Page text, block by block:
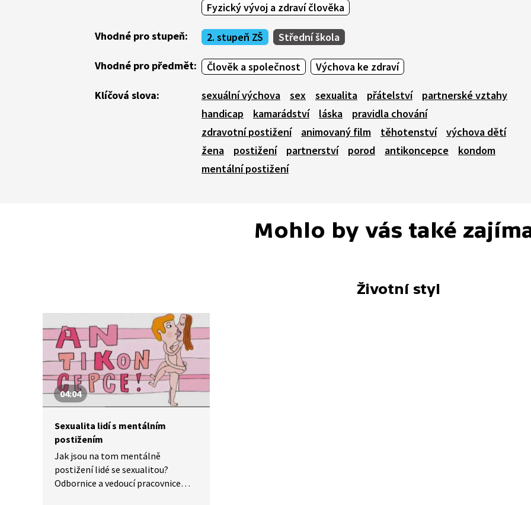
Fyzický vývoj a zdraví člověka
Vhodné pro stupeň: 2. stupeň ZŠ Střední škola
Vhodné pro předmět: Člověk a společnost Výchova ke zdraví
Klíčová slova: sexuální výchova sex sexualita přátelství
partnerské vztahy
handicap
kamarádství láska
pravidla chování
zdravotní postižení
animovaný film těhotenství
výchova dětí
žena
postižení partnerství porod antikoncepce
kondom
mentální postižení
Mohlo by vás také
Životní styl
04:04
Sexualita lidí s mentálním
postižením
Jak jsou na tom mentálně
postižení lidé se sexualitou?
Odbornice a vedoucí pracovnice